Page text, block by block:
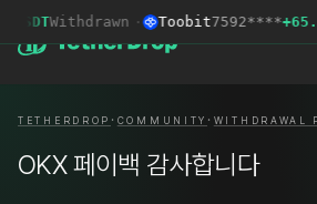
Withdrawn · Toobit7592****
TETHERDROP · COMMUNITY · WITHDRAWAL
OKX 페이백 감사합니다